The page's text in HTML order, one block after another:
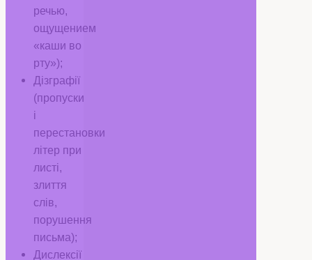
речью,
ощущением
«каши во
рту»);
Дізграфії
(пропуски
і
перестановки
літер при
листі,
злиття
слів,
порушення
письма);
Дислексії